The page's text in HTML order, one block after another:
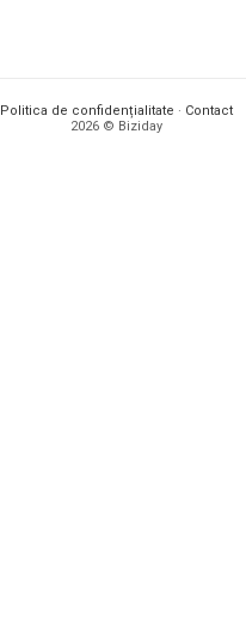
Politica de confidențialitate · Contact
2026 © Biziday